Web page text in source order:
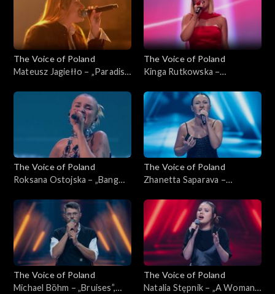
The Voice of Poland
Mateusz Jagiełło – „Paradise
Live 1, 8 listopada 2025
The Voice of Poland
Kinga Rutkowska –
„The Voice of Poland”, Live 1,
8 listopada 2025
The Voice of Poland
Roksana Ostojska – „Bang
Live 1, 8 listopada 2025
The Voice of Poland
Zhanetta Saparava –
Voice of Poland”, Nokaut, 1
listopada 2025
The Voice of Poland
Michael Böhm – „Bruises”,
The Voice of Poland
Natalia Stępnik – „A Woman's